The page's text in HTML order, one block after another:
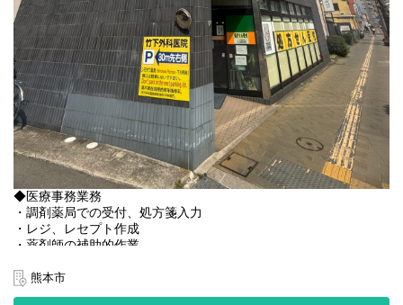
◆医療事務業務
・調剤薬局での受付、処方箋入力
・レジ、レセプト作成
・薬剤師の補助的作業
※事務複数名体制での店舗となります。
熊本市